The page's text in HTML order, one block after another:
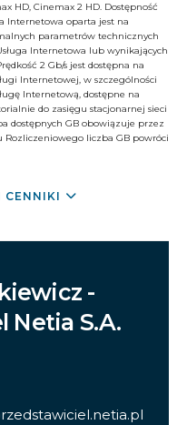
HD, Cinemax 2 HD. Dostępność
Internetowa oparta jest na
parametrów technicznych
Internetowa lub wynikających
2 Gb/s jest dostępna na
Internetowej, w szczególności
Internetową, dostępne na
do zasięgu stacjonarnej sieci
dostępnych GB obowiązuje przez
Rozliczeniowego liczba GB powróci
CENNIKI
-
Netia S.A.